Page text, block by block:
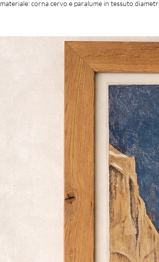
materiale: corna cervo e paralume in tessuto